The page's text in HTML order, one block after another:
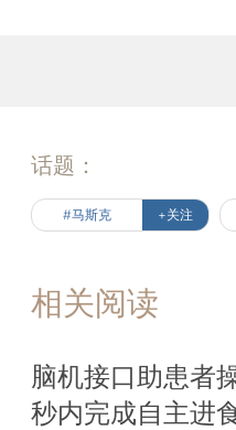
话题：
#马斯克 +关注
相关阅读
脑机接口助患者
秒内完成自主进